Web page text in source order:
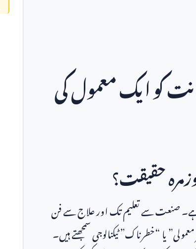
کو ایک معمول کی
حقیقت؟
صنعت سے تعلیم تک اور علاج سے فن
یا “خطرناک” ٹیکنالوجی سمجھتے ہیں۔